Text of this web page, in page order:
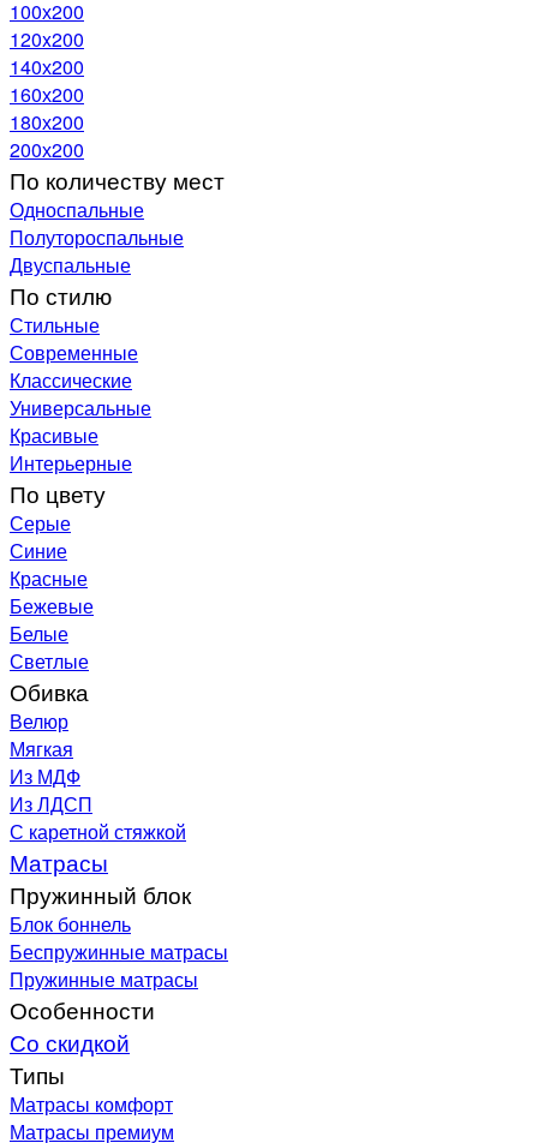
100х200
120x200
140х200
160х200
180х200
200х200
По количеству мест
Односпальные
Полутороспальные
Двуспальные
По стилю
Стильные
Современные
Классические
Универсальные
Красивые
Интерьерные
По цвету
Серые
Синие
Красные
Бежевые
Белые
Светлые
Обивка
Велюр
Мягкая
Из МДФ
Из ЛДСП
С каретной стяжкой
Матрасы
Пружинный блок
Блок боннель
Беспружинные матрасы
Пружинные матрасы
Особенности
Со скидкой
Типы
Матрасы комфорт
Матрасы премиум